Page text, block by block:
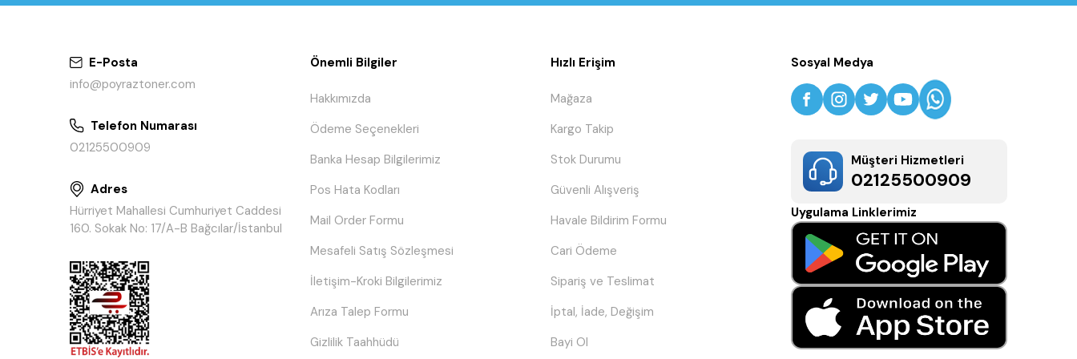
E-Posta
info@poyraztoner.com
Telefon Numarası
02125500909
Adres
Hürriyet Mahallesi Cumhuriyet Caddesi
160. Sokak No: 17/A-B Bağcılar/İstanbul
Önemli Bilgiler
Hakkımızda
Ödeme Seçenekleri
Banka Hesap Bilgilerimiz
Pos Hata Kodları
Mail Order Formu
Mesafeli Satış Sözleşmesi
İletişim-Kroki Bilgilerimiz
Arıza Talep Formu
Gizlilik Taahhüdü
Hızlı Erişim
Mağaza
Kargo Takip
Stok Durumu
Güvenli Alışveriş
Havale Bildirim Formu
Cari Ödeme
Sipariş ve Teslimat
İptal, İade, Değişim
Bayi Ol
Sosyal Medya
Müşteri Hizmetleri
02125500909
Uygulama Linklerimiz